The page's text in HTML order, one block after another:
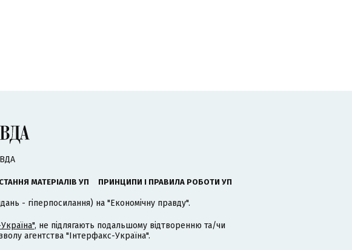
МАТЕРІАЛІВ УП ПРИНЦИПИ І ПРАВИЛА РОБОТИ УП
- гіперпосилання) на "Економічну правду".
, не підлягають подальшому відтворенню та/чи
агентства "Інтерфакс-Україна".